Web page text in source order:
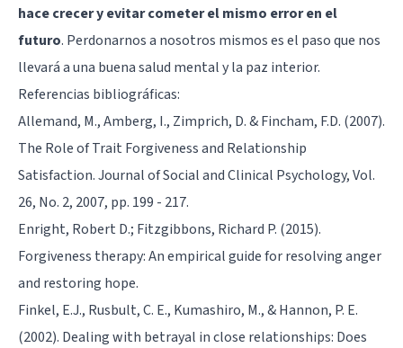
hace crecer y evitar cometer el mismo error en el
futuro. Perdonarnos a nosotros mismos es el paso que nos
llevará a una buena salud mental y la paz interior.
Referencias bibliográficas:
Allemand, M., Amberg, I., Zimprich, D. & Fincham, F.D. (2007).
The Role of Trait Forgiveness and Relationship
Satisfaction. Journal of Social and Clinical Psychology, Vol.
26, No. 2, 2007, pp. 199 - 217.
Enright, Robert D.; Fitzgibbons, Richard P. (2015).
Forgiveness therapy: An empirical guide for resolving anger
and restoring hope.
Finkel, E.J., Rusbult, C. E., Kumashiro, M., & Hannon, P. E.
(2002). Dealing with betrayal in close relationships: Does